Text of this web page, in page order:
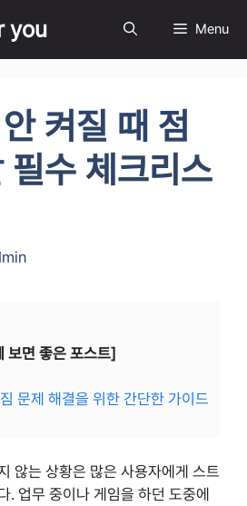
you Menu
켜질 때 점
필수 체크리스
보면 좋은 포스트]
문제 해결을 위한 간단한 가이드
않는 상황은 많은 사용자에게 스트
. 업무 중이나 게임을 하던 도중에